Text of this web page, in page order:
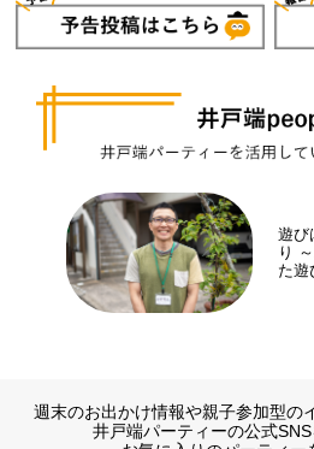
遊び
り
た遊
週末のお出かけ情報や親子参加型の
井戸端パーティーの公式SNS